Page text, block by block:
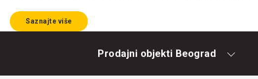
Saznajte više
Prodajni objekti Beograd